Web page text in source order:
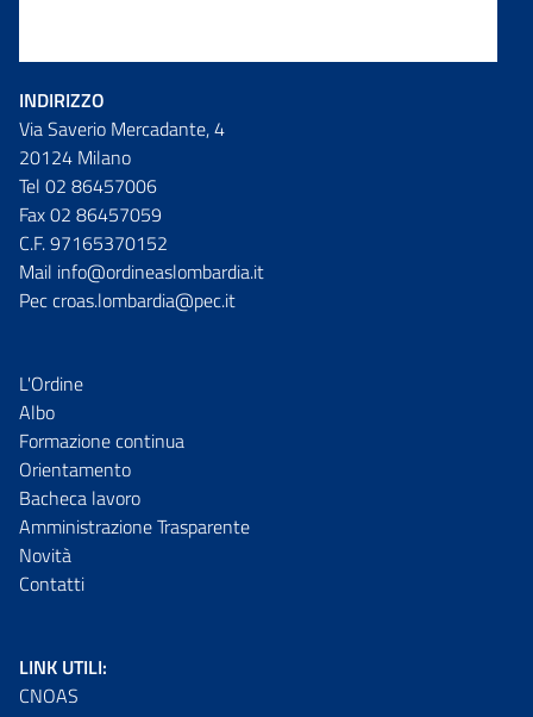
INDIRIZZO
Via Saverio Mercadante, 4
20124 Milano
Tel 02 86457006
Fax 02 86457059
C.F. 97165370152
Mail info@ordineaslombardia.it
Pec croas.lombardia@pec.it
L'Ordine
Albo
Formazione continua
Orientamento
Bacheca lavoro
Amministrazione Trasparente
Novità
Contatti
LINK UTILI:
CNOAS